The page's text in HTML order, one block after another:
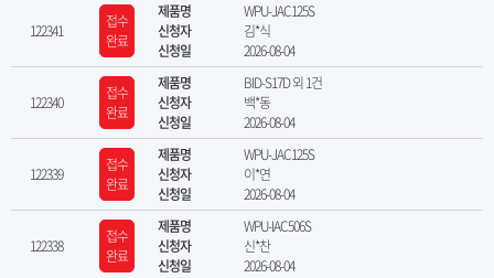
122341
접수
완료
제품명
WPU-JAC125S
신청자
김*식
신청일
2026-08-04
122340
접수
완료
제품명
BID-S17D 외 1건
신청자
백*동
신청일
2026-08-04
122339
접수
완료
제품명
WPU-JAC125S
신청자
이*연
신청일
2026-08-04
122338
접수
완료
제품명
WPU-IAC506S
신청자
신*찬
신청일
2026-08-04